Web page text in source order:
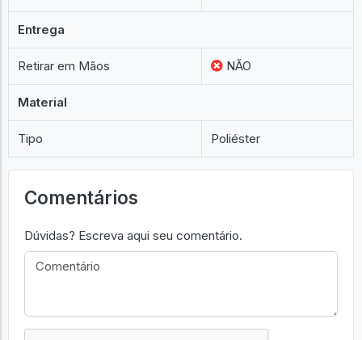
Entrega
Retirar em Mãos NÃO
Material
Tipo Poliéster
Comentários
Dúvidas? Escreva aqui seu comentário.